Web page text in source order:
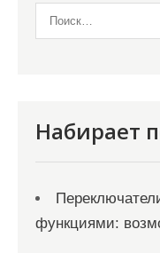
Набирает
функциями: